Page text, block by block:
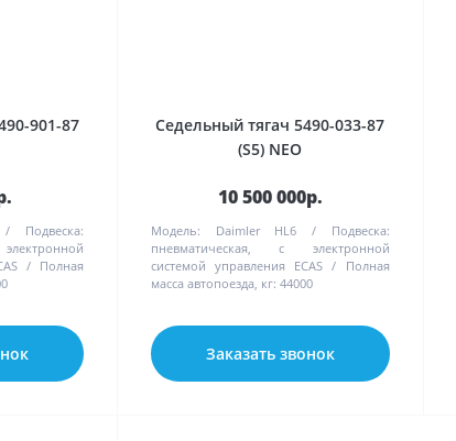
901-87
Подвеска:
Полная
Седельный тягач 5490-033-87
(S5) NEO
10 500 000р.
Модель: Daimler HL6
Подвеска:
пневматическая, с электронной
системой управления ECAS
Полная
масса автопоезда, кг: 44000
Заказать звонок